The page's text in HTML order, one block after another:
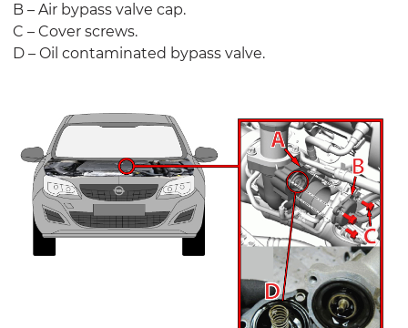
B – Air bypass valve cap.
C – Cover screws.
D – Oil contaminated bypass valve.